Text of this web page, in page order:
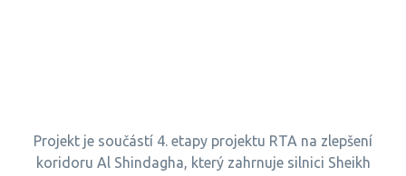
Projekt je součástí 4. etapy projektu RTA na zlepšení
koridoru Al Shindagha, který zahrnuje silnici Sheikh